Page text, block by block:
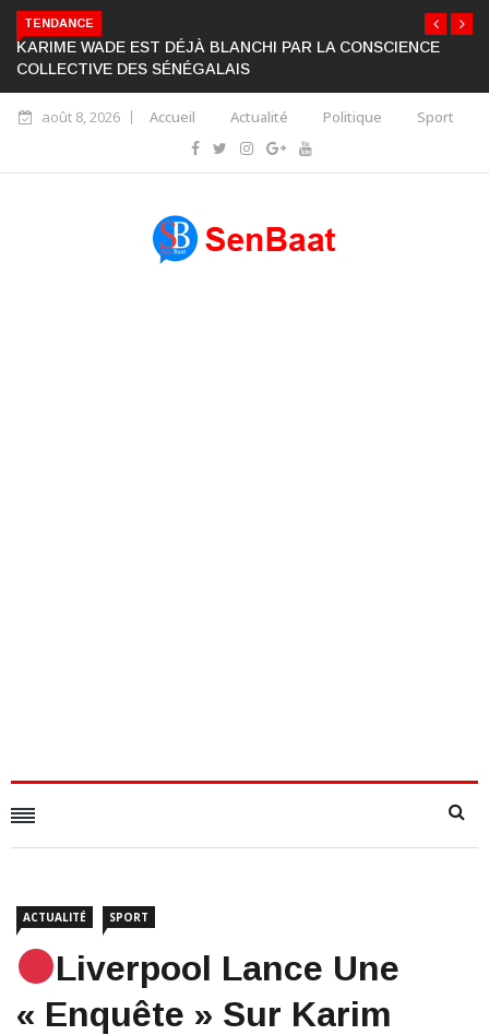
TENDANCE
KARIME WADE EST DÉJÀ BLANCHI PAR LA CONSCIENCE
COLLECTIVE DES SÉNÉGALAIS
août 8, 2026 Accueil Actualité Politique Sport
ACTUALITÉ SPORT
Liverpool Lance Une
« Enquête » Sur Karim